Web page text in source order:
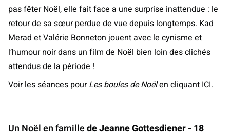
pas fêter Noël, elle fait face a une surprise inattendue : le
retour de sa sœur perdue de vue depuis longtemps. Kad
Merad et Valérie Bonneton jouent avec le cynisme et
l’humour noir dans un film de Noël bien loin des clichés
attendus de la période !
Voir les séances pourLes boules de Noëlen cliquant ICI.
Un Noël en famillede Jeanne Gottesdiener - 18